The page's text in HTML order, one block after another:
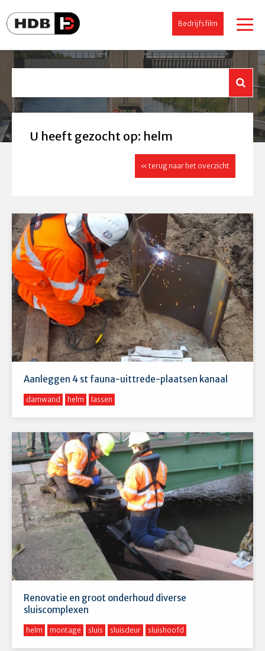
Bedrijfsfilm
U heeft gezocht op: helm
« terug naar het overzicht
Aanleggen 4 st fauna-uittrede-plaatsen kanaal
damwand helm lassen
Renovatie en groot onderhoud diverse
sluiscomplexen
helm montage sluis sluisdeur sluishoofd